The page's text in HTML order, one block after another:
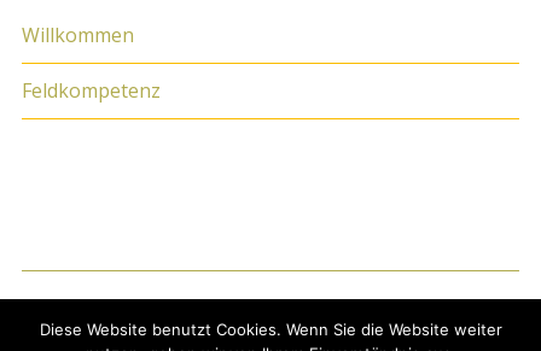
Willkommen
Feldkompetenz
Diese Website benutzt Cookies. Wenn Sie die Website weiter